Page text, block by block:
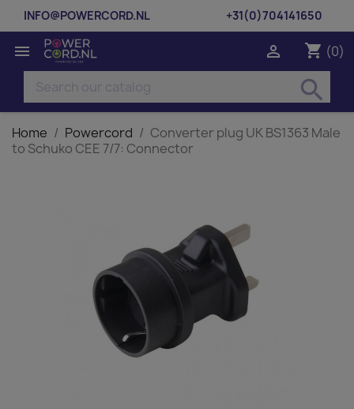
INFO@POWERCORD.NL +31(0)704141650
 shopping_cart (0)

search
Home Powercord
Converter plug UK BS1363 Male
to Schuko CEE 7/7: Connector